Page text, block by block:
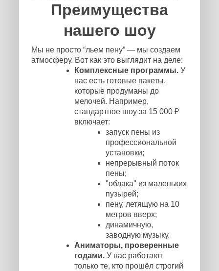
Преимущества
нашего шоу
Мы не просто “льем пену” — мы создаем
атмосферу. Вот как это выглядит на деле:
Комплексные программы. У
нас есть готовые пакеты,
которые продуманы до
мелочей. Например,
стандартное шоу за 15 000 ₽
включает:
запуск пены из
профессиональной
установки;
непрерывный поток
пены;
"облака" из маленьких
пузырей;
пену, летящую на 10
метров вверх;
динамичную,
заводную музыку.
Аниматоры, проверенные
годами. У нас работают
только те, кто прошёл строгий